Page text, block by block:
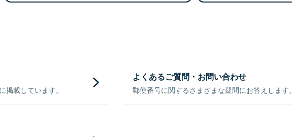
載しています。
よくあるご質問・お問い合わせ
郵便番号に関するさまざまな疑問にお答えします。